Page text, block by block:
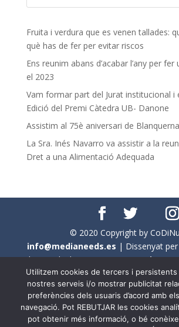
Fruita i verdura que es venen tallades:
què has de fer per evitar riscos
Ens reunim abans d’acabar l’any per
el 2023
Vam formar part del Jurat institucional i
Edició del Premi Càtedra UB- Danone
Assistim al 75è aniversari de Blanquerna
La Sra. Inés Navarro va assistir a la
Dret a una Alimentació Adequada
© 2020 Copyright by
info@medianeeds.es | Dissenyat per
| Tots els drets reservats a
Avís per cookies
En aquest web s'ha tingut en compte
llenguatge. No obstant això, i a
Utilitzem cookies de tercers i persistents
nostres serveis i/o mostrar publicitat
preferències dels usuaris d’acord amb
navegació. Pot REBUTJAR les cookies
pot obtenir més informació, o bé